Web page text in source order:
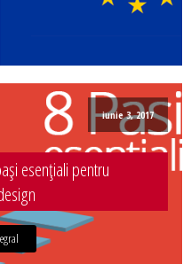
iunie 3, 2017
esențiali pentru